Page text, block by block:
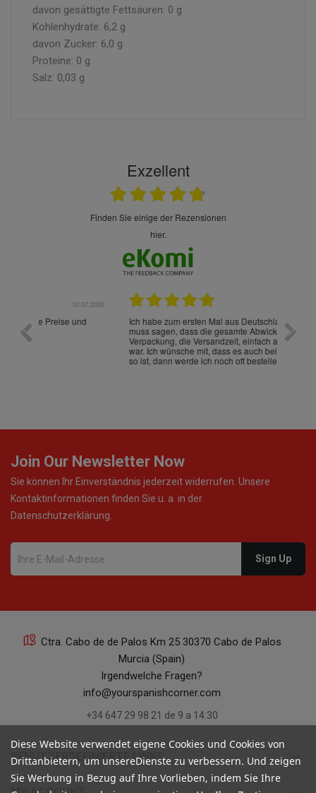
davon gesättigte Fettsäuren: 0 g
Kohlenhydrate: 6,2 g
davon Zucker: 6,0 g
Proteine: 0 g
Salz: 0,03 g
Exzellent
finden Sie einige der Rezensionen
hier.
Ich habe zum ersten Mal aus Deutschland bestellt und
muss sagen, dass die gesamte Abwicklung, die
Verpackung, die Versandzeit, einfach alles "excelente"
war. Ich wünsche mit, dass es auch beim nächsten Mal
so ist, dann werde ich noch oft bestellen! ¡Viva España!
Die
gut
ist
Join Our Newsletter Now
Sie können Ihr Einverständnis jederzeit widerrufen. Unsere
Kontaktinformationen finden Sie u. a. in der
Datenschutzerklärung.
Ctra. Cabo de de Palos Km 25 30370 Cabo de Palos
Murcia (Spain)
Irgendwelche Fragen?
info@yourspanishcorner.com
+34 647 29 98 21 de 9 a 14:30
BENUTZERDEFINIERTE LINKS keyboard_arrow_down
Diese Website verwendet eigene Cookies und Cookies von
Drittanbietern, um unsereDienste zu verbessern. Und zeigen
Sie Werbung in Bezug auf Ihre Vorlieben, indem Sie Ihre